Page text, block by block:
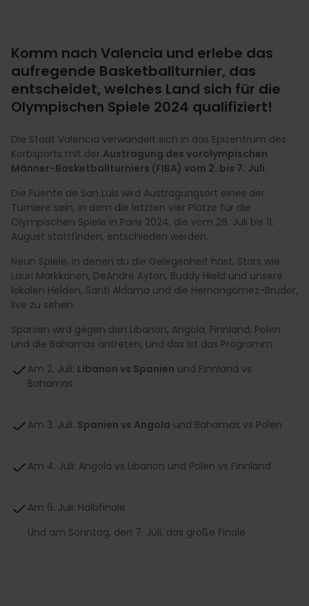
Komm nach Valencia und erlebe das
aufregende Basketballturnier, das
entscheidet, welches Land sich für die
Olympischen Spiele 2024 qualifiziert!
Die Stadt Valencia verwandelt sich in das Epizentrum des
Korbsports mit der Austragung des vorolympischen
Männer-Basketballturniers (FIBA) vom 2. bis 7. Juli.
Die Fuente de San Luis wird Austragungsort eines der
Turniere sein, in dem die letzten vier Plätze für die
Olympischen Spiele in Paris 2024, die vom 26. Juli bis 11.
August stattfinden, entschieden werden.
Neun Spiele, in denen du die Gelegenheit hast, Stars wie
Lauri Markkanen, DeAndre Ayton, Buddy Hield und unsere
lokalen Helden, Santi Aldama und die Hernangómez-Brüder,
live zu sehen.
Spanien wird gegen den Libanon, Angola, Finnland, Polen
und die Bahamas antreten, und das ist das Programm:
Am 2. Juli: Libanon vs Spanien und Finnland vs
Bahamas
Am 3. Juli: Spanien vs Angola und Bahamas vs Polen
Am 4. Juli: Angola vs Libanon und Polen vs Finnland
Am 6. Juli: Halbfinale
Und am Sonntag, den 7. Juli, das große Finale